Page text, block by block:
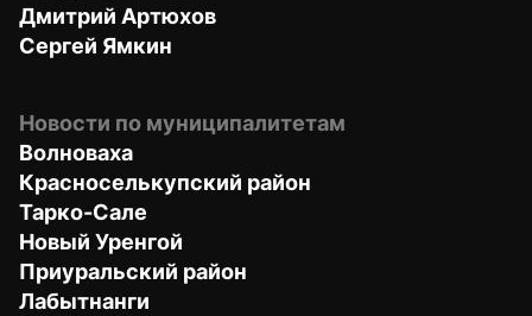
Дмитрий Артюхов
Сергей Ямкин
Новости по муниципалитетам
Волноваха
Красноселькупский район
Тарко-Сале
Новый Уренгой
Приуральский район
Лабытнанги